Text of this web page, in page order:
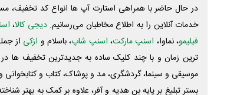
در حال حاضر با همراهی استارت آپ ها انواع کد تخفیف،
خدمات آنلاین را به اطلاع مخاطبان می‌رسانیم. دیجی کالا،
فیلیمو، نماوا، اسنپ مارکت، اسنپ شاپ، باسلام و ازکی از
ترین زمان و با چند کلیک ساده به جدیدترین تخفیف ها در
موسیقی و سینما، گردشگری، مد و پوشاک، کتاب و کتابخوانی
بستر تبلیغ بر پایه بن هدیه و آفر، علاوه بر کمک به بهتر